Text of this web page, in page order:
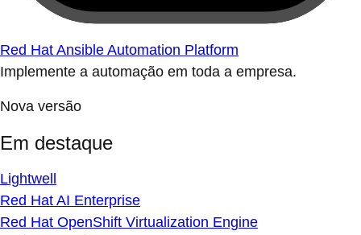
Red Hat Ansible Automation Platform
Implemente a automação em toda a empresa.
Nova versão
Em destaque
Lightwell
Red Hat AI Enterprise
Red Hat OpenShift Virtualization Engine